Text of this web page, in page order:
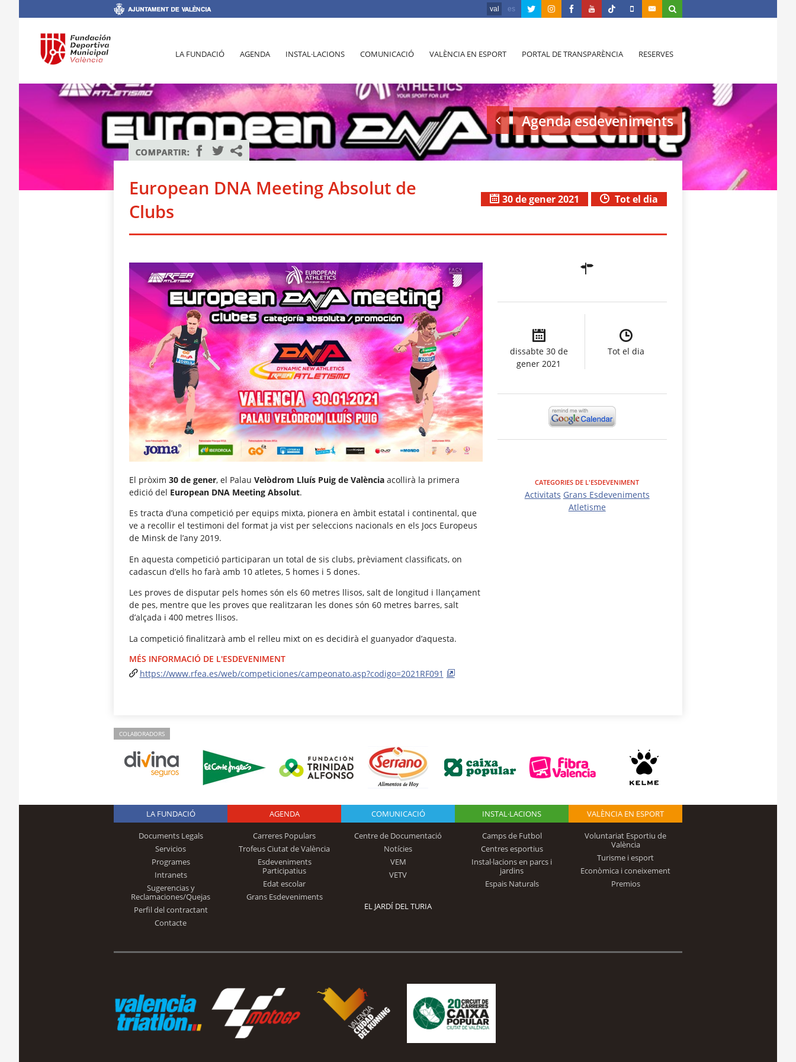
val es
LA FUNDACIÓ AGENDA INSTAL·LACIONS COMUNICACIÓ VALÈNCIA EN ESPORT PORTAL DE TRANSPARÈNCIA RESERVES
Agenda esdeveniments
European DNA Meeting Absolut de
Clubs
Tot el dia
30 de gener 2021
El pròxim 30 de gener, el Palau Velòdrom Lluís Puig de Valènciaacollirà la primera
edició del European DNA Meeting Absolut.
Es tracta d’una competició per equips mixta, pionera en àmbit estatal i continental, que
ve a recollir el testimoni del format ja vist per seleccions nacionals en els Jocs Europeus
de Minsk de l’any 2019.
En aquesta competició participaran un total de sis clubs, prèviament classificats, on
cadascun d’ells ho farà amb 10 atletes, 5 homes i 5 dones.
Les proves de disputar pels homes són els 60 metres llisos, salt de longitud i llançament
de pes, mentre que les proves que realitzaran les dones són 60 metres barres, salt
d’alçada i 400 metres llisos.
La competició finalitzarà amb el relleu mixt on es decidirà el guanyador d’aquesta.
MÉS INFORMACIÓ DE L'ESDEVENIMENT
https://www.rfea.es/web/competiciones/campeonato.asp?codigo=2021RF091
dissabte 30 de
gener 2021
Tot el dia
CATEGORIES DE L'ESDEVENIMENT
Activitats Grans Esdeveniments
Atletisme
COLABORADORS
Logo Fundación
Trinidad Alfonso
LA FUNDACIÓ
Documents Legals
Servicios
Programes
Intranets
Sugerencias y
Reclamaciones/Quejas
Perfil del contractant
Contacte
AGENDA
Carreres Populars
Trofeus Ciutat de València
Esdeveniments
Participatius
Edat escolar
Grans Esdeveniments
COMUNICACIÓ
Centre de Documentació
Notícies
VEM
VETV
INSTAL·LACIONS
Camps de Futbol
Centres esportius
Instal·lacions en parcs i
jardins
Espais Naturals
VALÈNCIA EN ESPORT
Voluntariat Esportiu de
València
Turisme i esport
Econòmica i coneixement
Premios
EL JARDÍ DEL TURIA